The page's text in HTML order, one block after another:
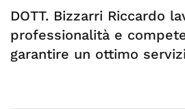
DOTT. Bizzarri Riccardo
professionalità e
garantire un ottimo